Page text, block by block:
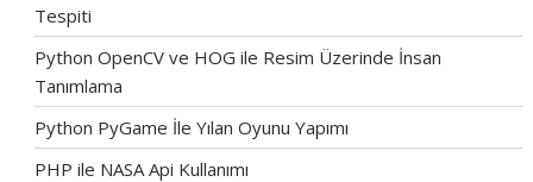
Tespiti
Python OpenCV ve HOG ile Resim Üzerinde İnsan
Tanımlama
Python PyGame İle Yılan Oyunu Yapımı
PHP ile NASA Api Kullanımı